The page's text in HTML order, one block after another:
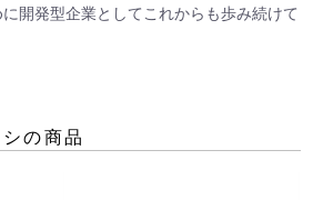
開発型企業としてこれからも歩み続けて
の商品